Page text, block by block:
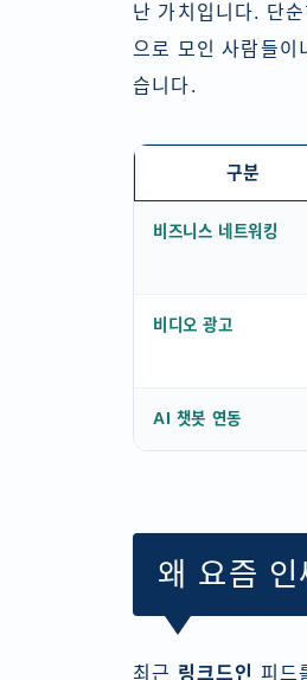
난 가치입니다. 단
으로 모인 사람들이
습니다.
구분
비즈니스 네트워킹
비디오 광고
AI 챗봇 연동
왜 요즘
최근 링크드인 피드